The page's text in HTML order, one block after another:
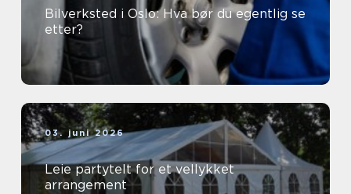
Bilverksted i Oslo: Hva bør du egentlig se
etter?
03. juni 2026
Leie partytelt for et vellykket
arrangement